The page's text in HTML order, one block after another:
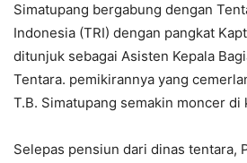
Simatupang bergabung dengan
Indonesia (TRI) dengan pangkat
ditunjuk sebagai Asisten Kepala
Tentara. pemikirannya yang
T.B. Simatupang semakin moncer di
Selepas pensiun dari dinas tentara,